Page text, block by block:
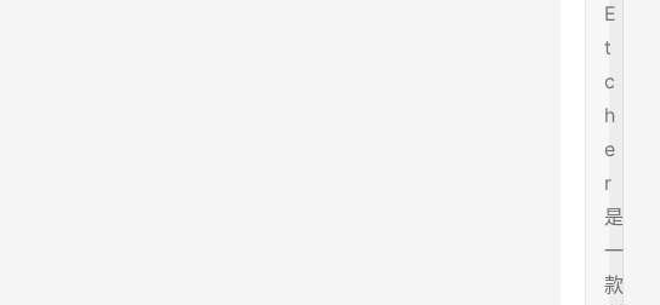
E
t
c
h
e
r
是
一
款